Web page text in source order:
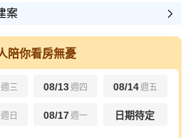
案
陪你看房無憂
週三 08/13週四 08/14週五
週日 08/17週一 日期待定